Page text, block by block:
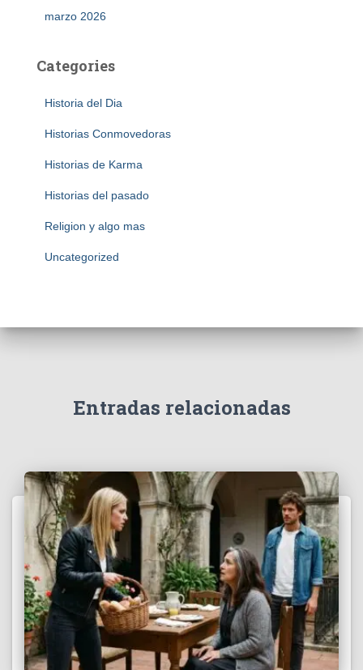
marzo 2026
Categories
Historia del Dia
Historias Conmovedoras
Historias de Karma
Historias del pasado
Religion y algo mas
Uncategorized
Entradas relacionadas